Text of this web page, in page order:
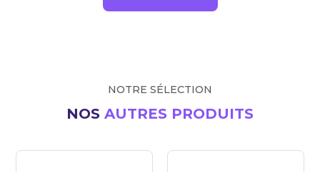
NOTRE SÉLECTION
NOS AUTRES PRODUITS